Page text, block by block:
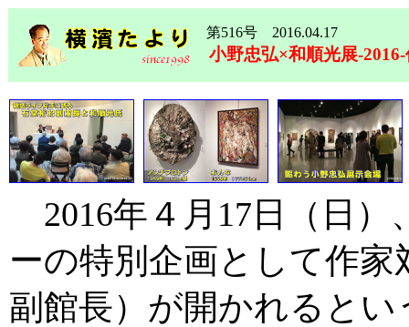
第516号 2016.04.17
小野忠弘×和順光展-
2016年４月17日（日）
ーの特別企画として作
副館長）が開かれると